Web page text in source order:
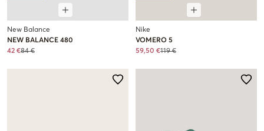
New Balance
NEW BALANCE 480
42 €84 €
Nike
VOMERO 5
59,50 €119 €